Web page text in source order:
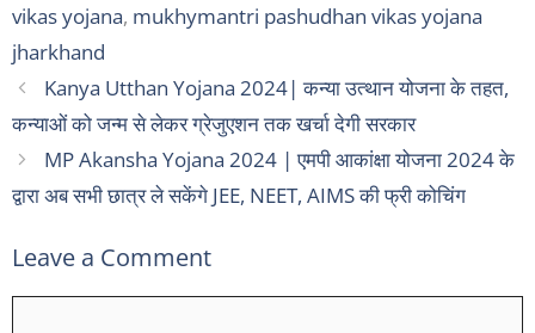
vikas yojana, mukhymantri pashudhan vikas yojana
jharkhand
Kanya Utthan Yojana 2024| कन्या उत्थान योजना के तहत,
कन्याओं को जन्म से लेकर ग्रेजुएशन तक खर्चा देगी सरकार
MP Akansha Yojana 2024 | एमपी आकांक्षा योजना 2024 के
द्वारा अब सभी छात्र ले सकेंगे JEE, NEET, AIMS की फ्री कोचिंग
Leave a Comment